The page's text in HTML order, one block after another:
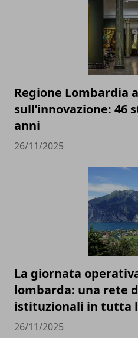
Regione Lombardia
sull’innovazione:
anni
26/11/2025
La giornata
lombarda: una rete
istituzionali in tutta
26/11/2025